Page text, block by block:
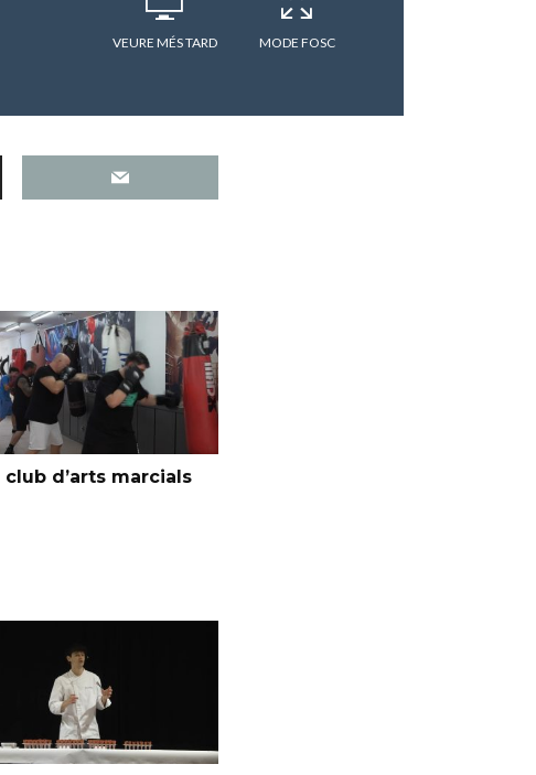
VEURE MÉS TARD MODE FOSC
club d’arts marcials